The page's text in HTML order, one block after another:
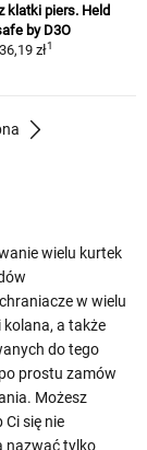
klatki piers. Held
by D3O
zł1
wielu kurtek
w wielu
kolana, a także
do tego
prostu zamów
Możesz
się nie
nazwać tylko